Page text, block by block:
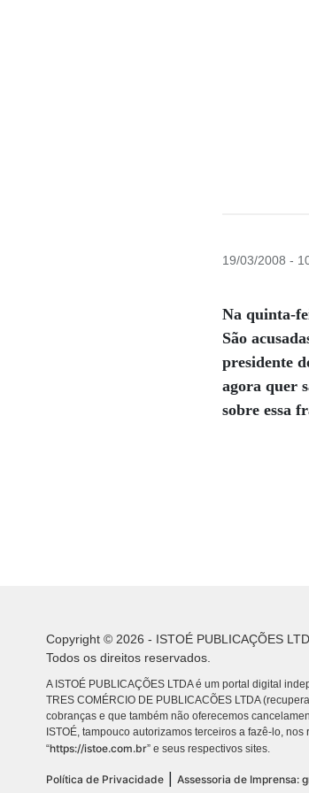
19/03/2008 -
Na quinta-
São
presidente
agora quer
sobre essa
Copyright © 2026 - ISTOÉ PUBLICAÇÕES
Todos os direitos reservados.
A ISTOÉ PUBLICAÇÕES LTDA é um portal digital
TRES COMÉRCIO DE PUBLICACÕES LTDA
cobranças e que também não oferecemos
ISTOÉ, tampouco autorizamos terceiros a fazê-lo,
“https://istoe.com.br” e seus respectivos sites.
Política de Privacidade Assessoria de Imprensa: